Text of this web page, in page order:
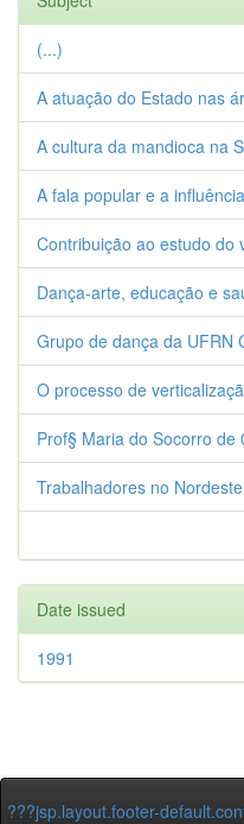
(...)
A atuação do Estado nas
A cultura da mandioca na
A fala popular e a
Contribuição ao estudo do
Dança-arte, educação e
Grupo de dança da UFRN
O processo de
Prof§ Maria do Socorro de
Trabalhadores no
Date issued
1991
???jsp.layout.footer-